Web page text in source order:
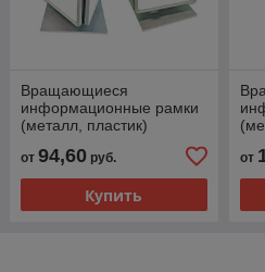
Вращающиеся
информационные рамки
(металл, пластик)
от 94,60руб.
Купить
от